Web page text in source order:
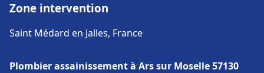
Zone intervention
Saint Médard en Jalles, France
Plombier assainissement à Ars sur Moselle 57130